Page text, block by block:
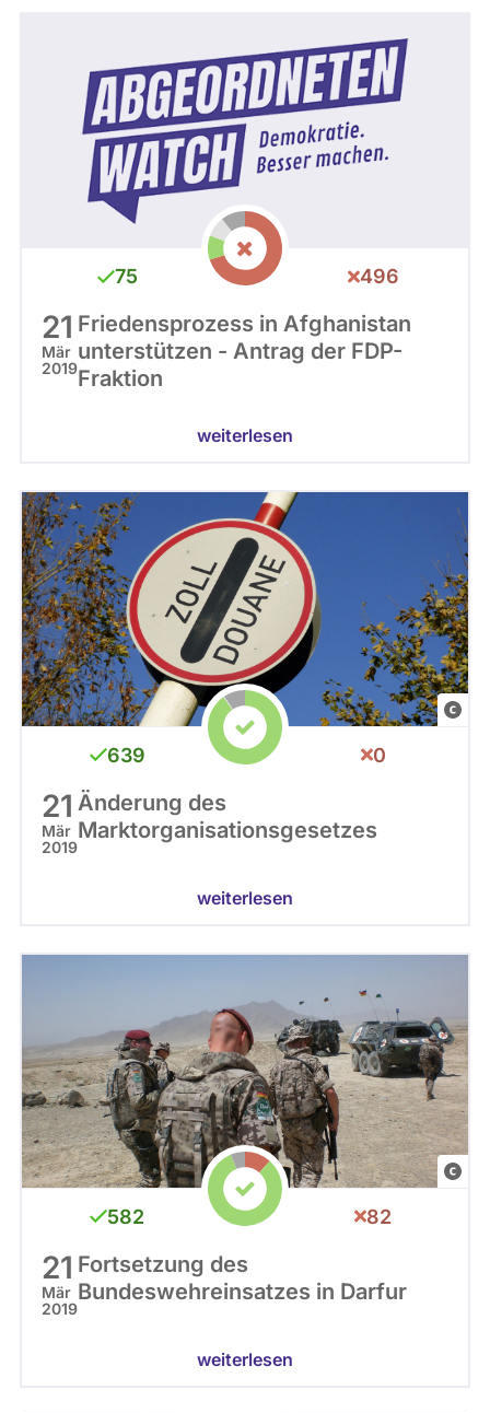
75 496
21
Mär
2019
Friedensprozess in Afghanistan
unterstützen - Antrag der FDP-
Fraktion
weiterlesen
C
639 0
21
Mär
2019
Änderung des
Marktorganisationsgesetzes
weiterlesen
C
582 82
21
Mär
2019
Fortsetzung des
Bundeswehreinsatzes in Darfur
weiterlesen